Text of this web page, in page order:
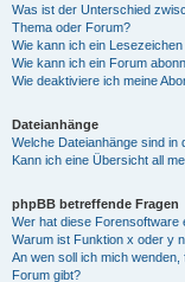
Was ist der Unterschied
Thema oder Forum?
Wie kann ich ein
Wie kann ich ein Forum
Wie deaktiviere ich meine
Dateianhänge
Welche Dateianhänge sind in
Kann ich eine Übersicht all
phpBB betreffende Fragen
Wer hat diese Forensoftware
Warum ist Funktion x oder y
An wen soll ich mich
Forum gibt?